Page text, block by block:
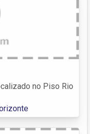
no Piso Rio